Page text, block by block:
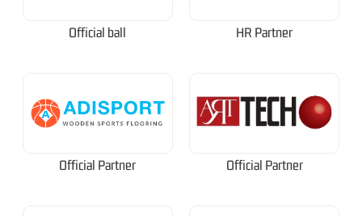
Official ball HR Partner
Official Partner Official Partner